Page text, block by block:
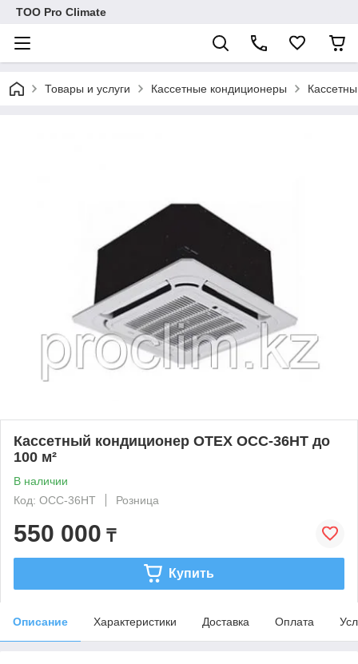
ТОО Pro Climate
Товары и услуги Кассетные кондиционеры
Кассетный кондиционер OTEX OCC-36HT до
100 м²
В наличии
Код: OCC-36HT
Розница
550 000 ₸
Купить
Описание Характеристики Доставка Оплата